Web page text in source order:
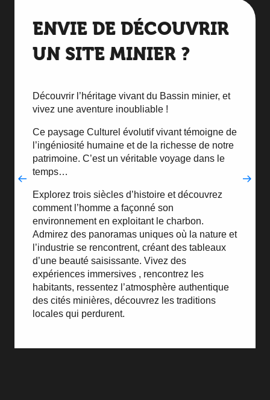
ENVIE DE DÉCOUVRIR
UN SITE MINIER ?
Découvrir l’héritage vivant du Bassin minier, et
vivez une aventure inoubliable !
Ce paysage Culturel évolutif vivant témoigne de
l’ingéniosité humaine et de la richesse de notre
patrimoine. C’est un véritable voyage dans le
temps…
Explorez trois siècles d’histoire et découvrez
comment l’homme a façonné son
environnement en exploitant le charbon.
Admirez des panoramas uniques où la nature et
l’industrie se rencontrent, créant des tableaux
d’une beauté saisissante. Vivez des
expériences immersives , rencontrez les
habitants, ressentez l’atmosphère authentique
des cités minières, découvrez les traditions
locales qui perdurent.
Se laisser transporter entre présent